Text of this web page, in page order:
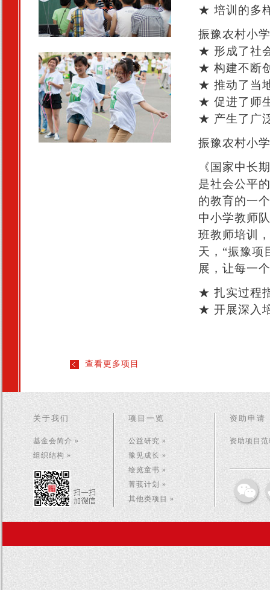
★ 培训的多
振豫农村小
★ 形成了社
★ 构建不断
★ 推动了当
★ 促进了师
★ 产生了广
振豫农村小
《国家中长
是社会公平
的教育的一
中小学教师
班教师培训
天，“振豫项
展，让每一
★ 扎实过程
★ 开展深入
查看更多项目
关于我们
基金会简介 »
组织结构 »
项目一览
公益研究 »
豫见成长 »
绘览童书 »
菁莪计划 »
其他类项目 »
资助申请
资助项目